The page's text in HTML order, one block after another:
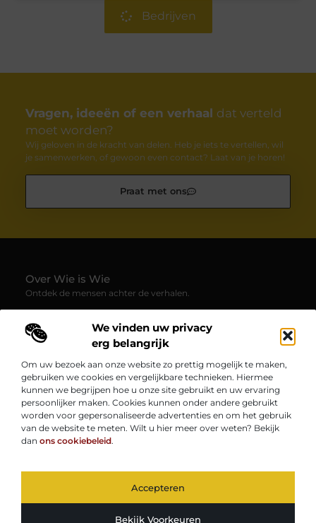
We vinden uw privacy
erg belangrijk
Om uw bezoek aan onze website zo prettig mogelijk te maken,
gebruiken we cookies en vergelijkbare technieken. Hiermee
kunnen we begrijpen hoe u onze site gebruikt en uw ervaring
persoonlijker maken. Cookies kunnen onder andere gebruikt
worden voor gepersonaliseerde advertenties en om het gebruik
van de website te meten. Wilt u hier meer over weten? Bekijk
dan ons cookiebeleid.
Accepteren
Bekijk Voorkeuren
Bedrijven
Vragen, ideeën of een verhaal dat verteld
moet worden?
Wij geloven in de kracht van delen. Heb je iets te vertellen, wil
je samenwerken, of gewoon even contact? Laat van je horen!
Praat met ons
Over Wie is Wie
Ontdek de mensen achter de verhalen.
over boeiende persoonlijkheden uit alle hoeken van de
samenleving. Laat je verrassen door inspirerende
Onze informatie
Bericht categorie
www.wie-is-wie.be.All Right Reserved.